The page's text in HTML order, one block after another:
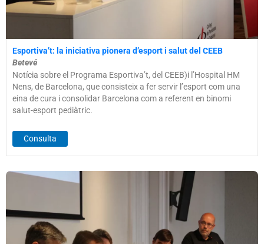
Esportiva’t: la iniciativa pionera d’esport i salut del CEEB
Betevé
Notícia sobre el Programa Esportiva’t, del CEEB)i l’Hospital HM
Nens, de Barcelona, que consisteix a fer servir l’esport com una
eina de cura i consolidar Barcelona com a referent en binomi
salut-esport pediàtric.
Consulta